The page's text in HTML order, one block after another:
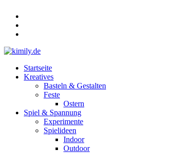
Inhalt
springen
kimily.de
faMILY
Menü
Startseite
Kreatives
Basteln & Gestalten
Feste
Ostern
Spiel & Spannung
Experimente
Spielideen
Indoor
Outdoor